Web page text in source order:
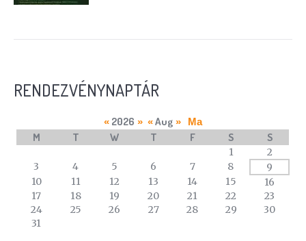
RENDEZVÉNYNAPTÁR
calendar
events
« 2026 » « Aug » Ma
M T W T F S S
1
2
3
4 5 6 7 8
9
10
11 12 13 14 15
16
17
18 19 20 21 22
23
24
25 26 27 28 29
30
31